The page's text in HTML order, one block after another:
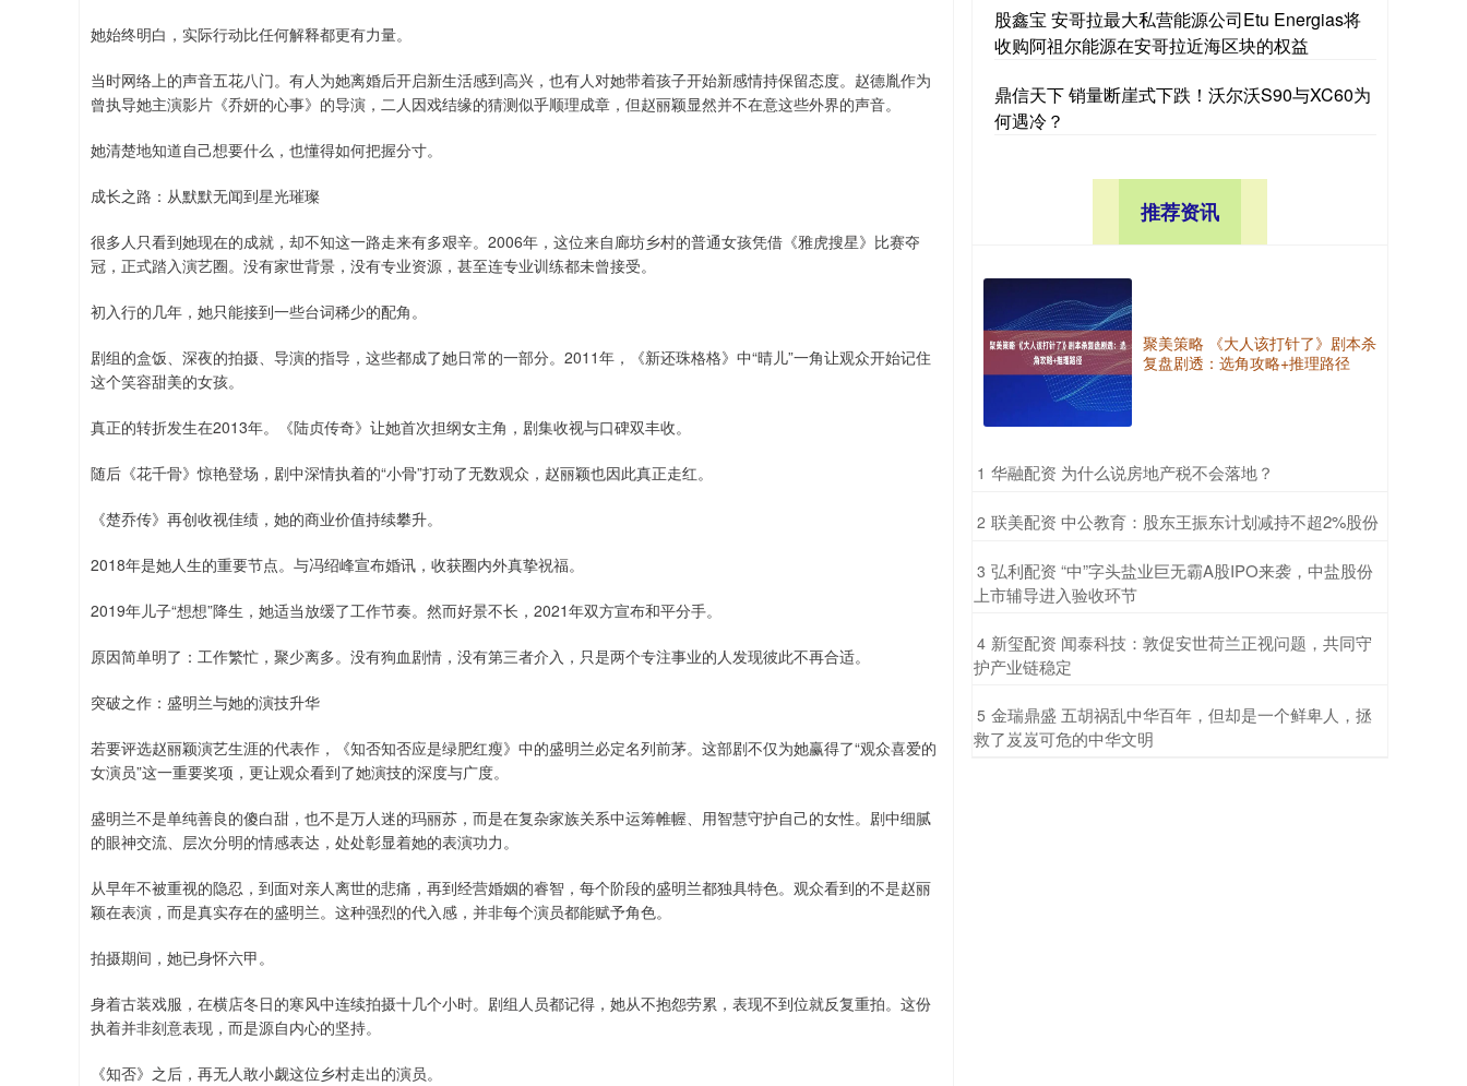
她始终明白，实际行动比任何解释都更有力量。
当时网络上的声音五花八门。有人为她离婚后开启新生活感到高兴，也有人对她带着孩子开始新感情持保留态度。赵德胤作为
曾执导她主演影片《乔妍的心事》的导演，二人因戏结缘的猜测似乎顺理成章，但赵丽颖显然并不在意这些外界的声音。
她清楚地知道自己想要什么，也懂得如何把握分寸。
成长之路：从默默无闻到星光璀璨
很多人只看到她现在的成就，却不知这一路走来有多艰辛。2006年，这位来自廊坊乡村的普通女孩凭借《雅虎搜星》比赛夺
冠，正式踏入演艺圈。没有家世背景，没有专业资源，甚至连专业训练都未曾接受。
初入行的几年，她只能接到一些台词稀少的配角。
剧组的盒饭、深夜的拍摄、导演的指导，这些都成了她日常的一部分。2011年，《新还珠格格》中“晴儿”一角让观众开始记住
这个笑容甜美的女孩。
真正的转折发生在2013年。《陆贞传奇》让她首次担纲女主角，剧集收视与口碑双丰收。
随后《花千骨》惊艳登场，剧中深情执着的“小骨”打动了无数观众，赵丽颖也因此真正走红。
《楚乔传》再创收视佳绩，她的商业价值持续攀升。
2018年是她人生的重要节点。与冯绍峰宣布婚讯，收获圈内外真挚祝福。
2019年儿子“想想”降生，她适当放缓了工作节奏。然而好景不长，2021年双方宣布和平分手。
原因简单明了：工作繁忙，聚少离多。没有狗血剧情，没有第三者介入，只是两个专注事业的人发现彼此不再合适。
突破之作：盛明兰与她的演技升华
若要评选赵丽颖演艺生涯的代表作，《知否知否应是绿肥红瘦》中的盛明兰必定名列前茅。这部剧不仅为她赢得了“观众喜爱的
女演员”这一重要奖项，更让观众看到了她演技的深度与广度。
盛明兰不是单纯善良的傻白甜，也不是万人迷的玛丽苏，而是在复杂家族关系中运筹帷幄、用智慧守护自己的女性。剧中细腻
的眼神交流、层次分明的情感表达，处处彰显着她的表演功力。
从早年不被重视的隐忍，到面对亲人离世的悲痛，再到经营婚姻的睿智，每个阶段的盛明兰都独具特色。观众看到的不是赵丽
颖在表演，而是真实存在的盛明兰。这种强烈的代入感，并非每个演员都能赋予角色。
拍摄期间，她已身怀六甲。
身着古装戏服，在横店冬日的寒风中连续拍摄十几个小时。剧组人员都记得，她从不抱怨劳累，表现不到位就反复重拍。这份
执着并非刻意表现，而是源自内心的坚持。
《知否》之后，再无人敢小觑这位乡村走出的演员。
股鑫宝 安哥拉最大私营能源公司Etu Energias将
收购阿祖尔能源在安哥拉近海区块的权益
鼎信天下 销量断崖式下跌！沃尔沃S90与XC60为
何遇冷？
推荐资讯
聚美策略 《大人该打针了》剧本杀
复盘剧透：选角攻略+推理路径
1 ​华融配资 为什么说房地产税不会落地？
2 ​联美配资 中公教育：股东王振东计划减持不超2%股份
3 ​弘利配资 “中”字头盐业巨无霸A股IPO来袭，中盐股份
上市辅导进入验收环节
4 ​新玺配资 闻泰科技：敦促安世荷兰正视问题，共同守
护产业链稳定
5 ​金瑞鼎盛 五胡祸乱中华百年，但却是一个鲜卑人，拯
救了岌岌可危的中华文明